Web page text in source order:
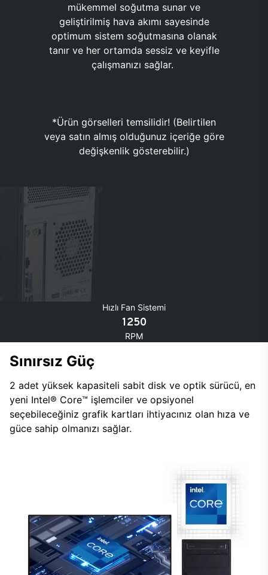
mükemmel soğutma sunar ve
geliştirilmiş hava akımı sayesinde
optimum sistem soğutmasına olanak
tanır ve her ortamda sessiz ve keyifle
çalışmanızı sağlar.
*Ürün görselleri temsilidir! (Belirtilen
veya satın almış olduğunuz içeriğe göre
değişkenlik gösterebilir.)
Hızlı Fan Sistemi
1250
RPM
Sınırsız Güç
2 adet yüksek kapasiteli sabit disk ve optik sürücü, en
yeni Intel® Core™ işlemciler ve opsiyonel
seçebileceğiniz grafik kartları ihtiyacınız olan hıza ve
güce sahip olmanızı sağlar.